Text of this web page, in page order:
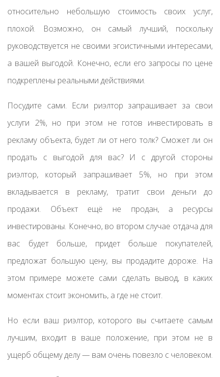
относительно небольшую стоимость своих услуг,
плохой. Возможно, он самый лучший, поскольку
руководствуется не своими эгоистичными интересами,
а вашей выгодой. Конечно, если его запросы по цене
подкреплены реальными действиями.
Посудите сами. Если риэлтор запрашивает за свои
услуги 2%, но при этом не готов инвестировать в
рекламу объекта, будет ли от него толк? Сможет ли он
продать с выгодой для вас? И с другой стороны
риэлтор, который запрашивает 5%, но при этом
вкладывается в рекламу, тратит свои деньги до
продажи. Объект ещё не продан, а ресурсы
инвестированы. Конечно, во втором случае отдача для
вас будет больше, придет больше покупателей,
предложат большую цену, вы продадите дороже. На
этом примере можете сами сделать вывод, в каких
моментах стоит экономить, а где не стоит.
Но если ваш риэлтор, которого вы считаете самым
лучшим, входит в ваше положение, при этом не в
ущерб общему делу — вам очень повезло с человеком.